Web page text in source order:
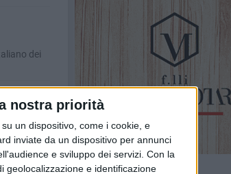
nostra priorità
un dispositivo, come i cookie, e
inviate da un dispositivo per annunci
e sviluppo dei servizi. Con la
geolocalizzazione e identificazione
dei